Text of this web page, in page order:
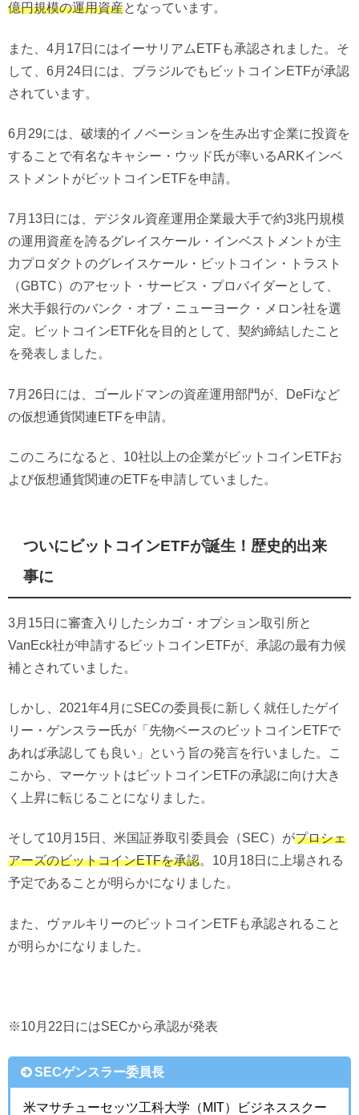
億円規模の運用資産となっています。
また、4月17日にはイーサリアムETFも承認されました。そ
して、6月24日には、ブラジルでもビットコインETFが承認
されています。
6月29には、破壊的イノベーションを生み出す企業に投資を
することで有名なキャシー・ウッド氏が率いるARKインベ
ストメントがビットコインETFを申請。
7月13日には、デジタル資産運用企業最大手で約3兆円規模
の運用資産を誇るグレイスケール・インベストメントが主
力プロダクトのグレイスケール・ビットコイン・トラスト
（GBTC）のアセット・サービス・プロバイダーとして、
米大手銀行のバンク・オブ・ニューヨーク・メロン社を選
定。ビットコインETF化を目的として、契約締結したこと
を発表しました。
7月26日には、ゴールドマンの資産運用部門が、DeFiなど
の仮想通貨関連ETFを申請。
このころになると、10社以上の企業がビットコインETFお
よび仮想通貨関連のETFを申請していました。
ついにビットコインETFが誕生！歴史的出来
事に
3月15日に審査入りしたシカゴ・オプション取引所と
VanEck社が申請するビットコインETFが、承認の最有力候
補とされていました。
しかし、2021年4月にSECの委員長に新しく就任したゲイ
リー・ゲンスラー氏が「先物ベースのビットコインETFで
あれば承認しても良い」という旨の発言を行いました。こ
こから、マーケットはビットコインETFの承認に向け大き
く上昇に転じることになりました。
そして10月15日、米国証券取引委員会（SEC）がプロシェ
アーズのビットコインETFを承認。10月18日に上場される
予定であることが明らかになりました。
また、ヴァルキリーのビットコインETFも承認されること
が明らかになりました。
※10月22日にはSECから承認が発表
SECゲンスラー委員長
米マサチューセッツ工科大学（MIT）ビジネススクー